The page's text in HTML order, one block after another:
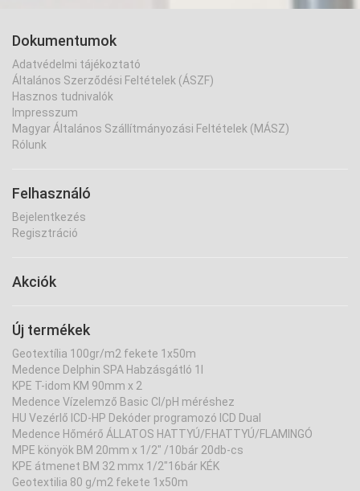
Dokumentumok
Adatvédelmi tájékoztató
Általános Szerződési Feltételek (ÁSZF)
Hasznos tudnivalók
Impresszum
Magyar Általános Szállítmányozási Feltételek (MÁSZ)
Rólunk
Felhasználó
Bejelentkezés
Regisztráció
Akciók
Új termékek
Geotextília 100gr/m2 fekete 1x50m
Medence Delphin SPA Habzásgátló 1l
KPE T-idom KM 90mm x 2
Medence Vízelemző Basic Cl/pH méréshez
HU Vezérlő ICD-HP Dekóder programozó ICD Dual
Medence Hőmérő ÁLLATOS HATTYÚ/F.HATTYÚ/FLAMINGÓ
MPE könyök BM 20mm x 1/2" /10bár 20db-cs
KPE átmenet BM 32 mmx 1/2"16bár KÉK
Geotextilia 80 g/m2 fekete 1x50m